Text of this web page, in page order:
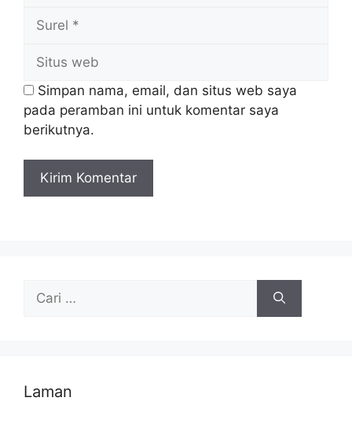
web
Simpan nama, email, dan situs web saya
pada peramban ini untuk komentar saya
berikutnya.
untuk:
Laman